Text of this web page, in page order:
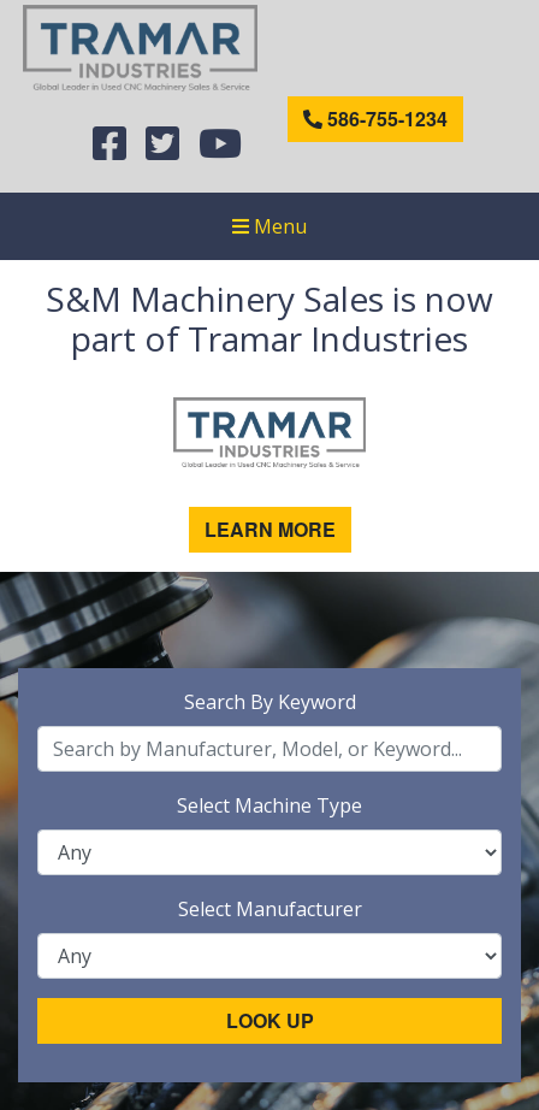
586-755-1234
Menu
S&M Machinery Sales is now
part of Tramar Industries
LEARN MORE
Search By Keyword
Select Machine Type
Select Manufacturer
LOOK UP